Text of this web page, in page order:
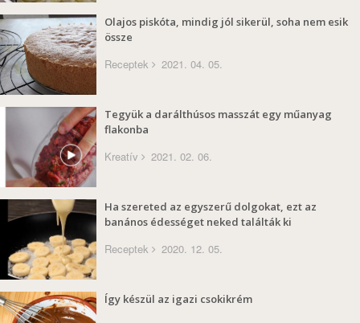
Olajos piskóta, mindig jól sikerül, soha nem esik
össze
Receptek 2021. 04. 05.
Tegyük a darálthúsos masszát egy műanyag
flakonba
Kreatív 2021. 02. 06.
Ha szereted az egyszerű dolgokat, ezt az
banános édességet neked találták ki
Receptek 2020. 12. 05.
Így készül az igazi csokikrém